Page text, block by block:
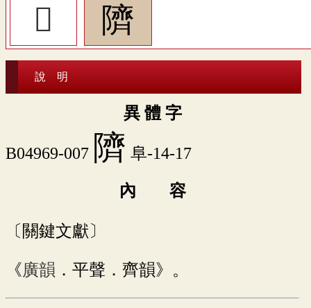
󸳈
隮
說 明
異 體 字
B04969-007 隮 阜-14-17
內 容
〔關鍵文獻〕
《廣韻 ．平聲．齊韻》。